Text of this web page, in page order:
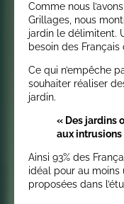
Comme nous
Grillages, nous
jardin le délimitent.
besoin des
Ce qui n’empêche
souhaiter réaliser
jardin.
« Des jardins
aux
Ainsi 93% des
idéal pour au
proposées dans